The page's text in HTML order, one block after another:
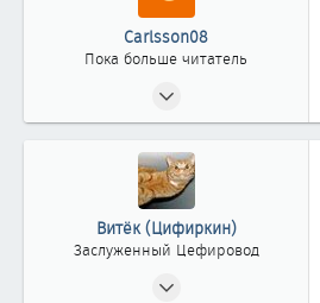
Carlsson08
Пока больше читатель
0
Витёк (Цифиркин)
Заслуженный Цефировод